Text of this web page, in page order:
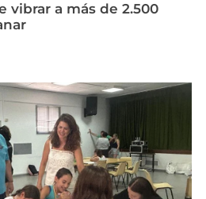
vibrar a más de 2.500